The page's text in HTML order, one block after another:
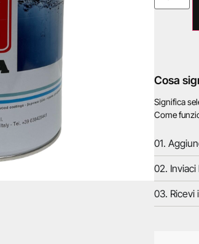
Cosa
Significa
Come
01.
02.
03.